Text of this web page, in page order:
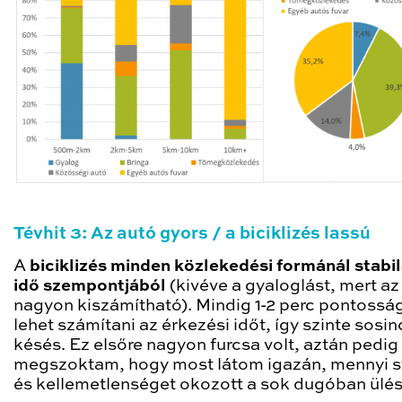
Tévhit 3: Az autó gyors / a biciklizés lassú
A biciklizés minden közlekedési formánál
idő szempontjából
(kivéve a gyaloglást, mert az
nagyon kiszámítható). Mindig 1-2 perc
lehet számítani az érkezési időt, így szinte
késés. Ez elsőre nagyon furcsa volt, aztán pedig
megszoktam, hogy most látom igazán, mennyi
és kellemetlenséget okozott a sok dugóban